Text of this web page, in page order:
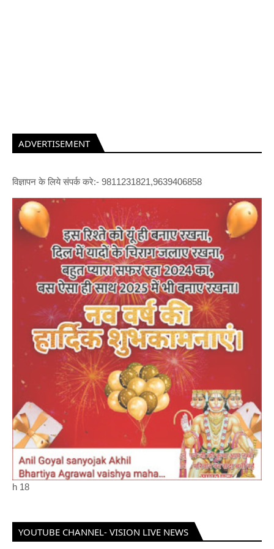
ADVERTISEMENT
विज्ञापन के लिये संपर्क करे:- 9811231821,9639406858
h 18
YOUTUBE CHANNEL- VISION LIVE NEWS